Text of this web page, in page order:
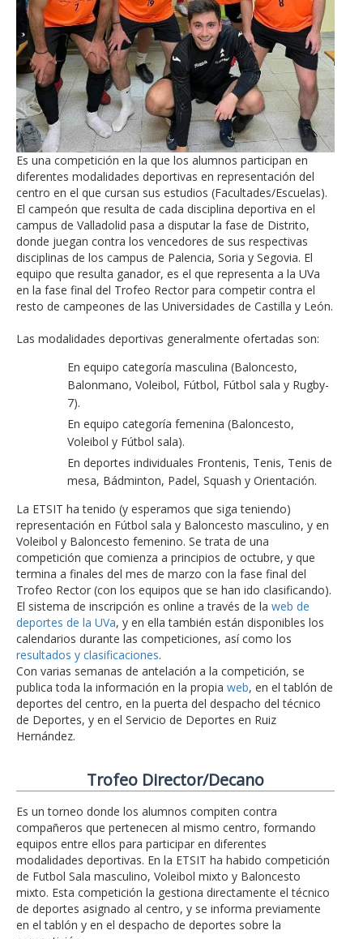
Es una competición en la que los alumnos participan en
diferentes modalidades deportivas en representación del
centro en el que cursan sus estudios (Facultades/Escuelas).
El campeón que resulta de cada disciplina deportiva en el
campus de Valladolid pasa a disputar la fase de Distrito,
donde juegan contra los vencedores de sus respectivas
disciplinas de los campus de Palencia, Soria y Segovia. El
equipo que resulta ganador, es el que representa a la UVa
en la fase final del Trofeo Rector para competir contra el
resto de campeones de las Universidades de Castilla y León.
Las modalidades deportivas generalmente ofertadas son:
En equipo categoría masculina (Baloncesto,
Balonmano, Voleibol, Fútbol, Fútbol sala y Rugby-
7).
En equipo categoría femenina (Baloncesto,
Voleibol y Fútbol sala).
En deportes individuales Frontenis, Tenis, Tenis de
mesa, Bádminton, Padel, Squash y Orientación.
La ETSIT ha tenido (y esperamos que siga teniendo)
representación en Fútbol sala y Baloncesto masculino, y en
Voleibol y Baloncesto femenino. Se trata de una
competición que comienza a principios de octubre, y que
termina a finales del mes de marzo con la fase final del
Trofeo Rector (con los equipos que se han ido clasificando).
El sistema de inscripción es online a través de la web de
deportes de la UVa, y en ella también están disponibles los
calendarios durante las competiciones, así como los
resultados y clasificaciones.
Con varias semanas de antelación a la competición, se
publica toda la información en la propia web, en el tablón de
deportes del centro, en la puerta del despacho del técnico
de Deportes, y en el Servicio de Deportes en Ruiz
Hernández.
Trofeo Director/Decano
Es un torneo donde los alumnos compiten contra
compañeros que pertenecen al mismo centro, formando
equipos entre ellos para participar en diferentes
modalidades deportivas. En la ETSIT ha habido competición
de Futbol Sala masculino, Voleibol mixto y Baloncesto
mixto. Esta competición la gestiona directamente el técnico
de deportes asignado al centro, y se informa previamente
en el tablón y en el despacho de deportes sobre la